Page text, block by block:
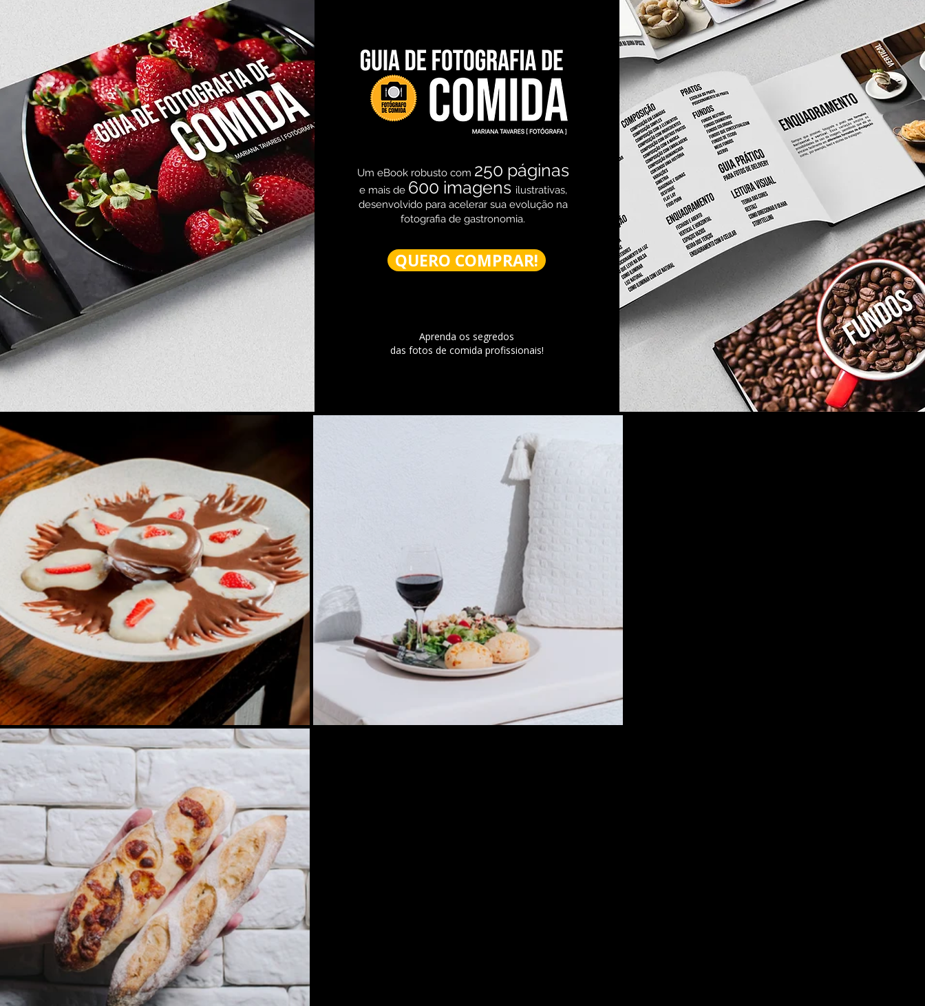
Um eBook robusto com 250 páginas
e mais de 600 imagens ilustrativas,
desenvolvido para acelerar sua evolução na
fotografia de gastronomia.
QUERO COMPRAR!
Aprenda os segredos
das fotos de comida profissionais!